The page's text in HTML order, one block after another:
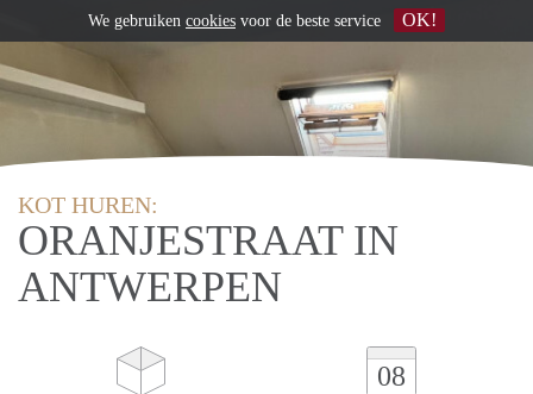
KOT HUREN:
ORANJESTRAAT IN
ANTWERPEN
08
We gebruiken cookies voor de beste service OK!